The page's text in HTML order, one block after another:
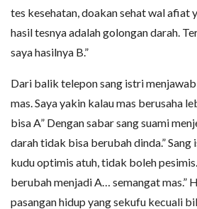
tes kesehatan, doakan sehat wal afiat
hasil tesnya adalah golongan darah.
saya hasilnya B.”
Dari balik telepon sang istri menjawab
mas. Saya yakin kalau mas berusaha
bisa A” Dengan sabar sang suami
darah tidak bisa berubah dinda.” Sang
kudu optimis atuh, tidak boleh
berubah menjadi A… semangat mas.”
pasangan hidup yang sekufu kecuali